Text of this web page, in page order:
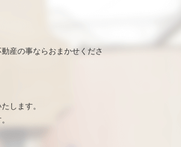
産の事ならおまかせくださ
します。